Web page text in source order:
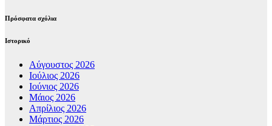
Πρόσφατα σχόλια
Ιστορικό
Αύγουστος 2026
Ιούλιος 2026
Ιούνιος 2026
Μάιος 2026
Απρίλιος 2026
Μάρτιος 2026